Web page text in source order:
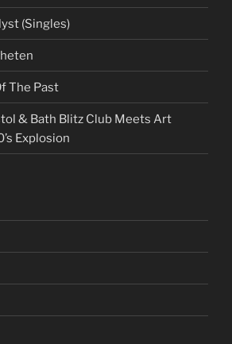
(Singles)
The Past
& Bath Blitz Club Meets Art
Explosion